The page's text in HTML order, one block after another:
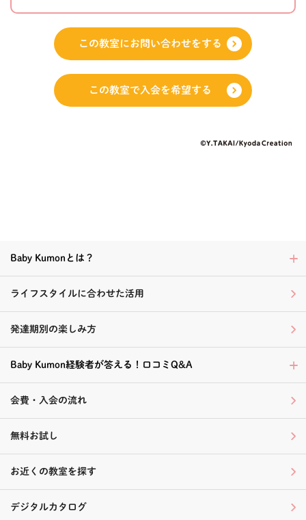
この教室にお問い合わせをする
この教室で入会を希望する
Baby Kumonとは？
ライフスタイルに合わせた活用
発達期別の楽しみ方
Baby Kumon経験者が答える！口コミQ&A
会費・入会の流れ
無料お試し
お近くの教室を探す
デジタルカタログ